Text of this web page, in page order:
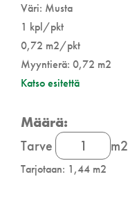
Väri: Musta
1 kpl/pkt
0,72 m2/pkt
Myyntierä: 0,72 m2
Katso esitettä
TarveCewood
Akustiikkalevy
määrä
m2
Tarjotaan: 1,44 m2